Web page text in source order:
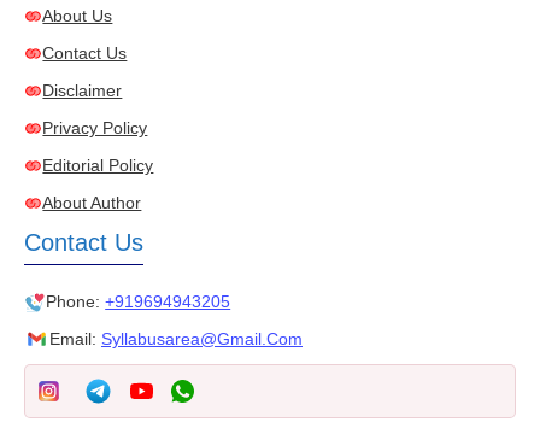
About Us
Contact Us
Disclaimer
Privacy Policy
Editorial Policy
About Author
Contact Us
Phone:+919694943205
Email: Syllabusarea@gmail.com